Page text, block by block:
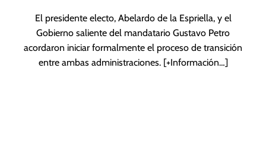
El presidente electo, Abelardo de la Espriella, y el
Gobierno saliente del mandatario Gustavo Petro
acordaron iniciar formalmente el proceso de transición
entre ambas administraciones. [+Información…]